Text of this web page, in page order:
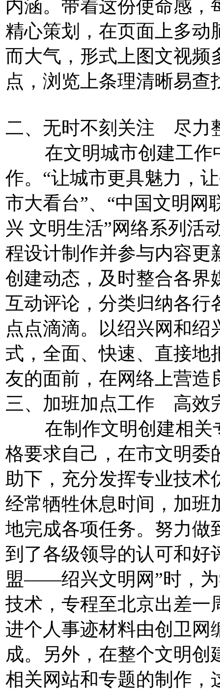
内涵。带着这份使命感
精心策划，在页面上多动
而大气，形式上图文视频
点，浏览上条理清晰易查
二、无时不刻关注 尽力
在文明城市创建工作
作。“让城市更具魅力，
市大看台”、“中国文明
兴 文明生活”网络系列活
程设计制作并参与内容更
创建动态，及时整合各界
互动评论，分类归纳各行
点点滴滴。以绍兴网和
式，全面、快速、直接地
友的面前，在网络上营造
三、加班加点工作 高效
在制作文明创建相关
格要求自己，在市文明委
助下，充分发挥专业技术
经常牺牲休息时间，加班
地完成各项任务。努力做
到了各级领导的认可和好
盟——绍兴文明网”时，
技术，专程至北京出差一
进个人事迹材料由创卫网
成。另外，在整个文明
相关网站和专题的制作，